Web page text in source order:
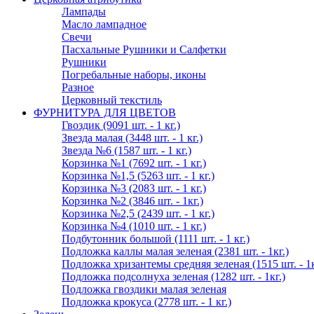
Лампады
Масло лампадное
Свечи
Пасхальные Рушники и Салфетки
Рушники
Погребальные наборы, иконы
Разное
Церковный текстиль
ФУРНИТУРА ДЛЯ ЦВЕТОВ
Гвоздик (9091 шт. - 1 кг.)
Звезда малая (3448 шт. - 1 кг.)
Звезда №6 (1587 шт. - 1 кг.)
Корзинка №1 (7692 шт. - 1 кг.)
Корзинка №1,5 (5263 шт. - 1 кг.)
Корзинка №3 (2083 шт. - 1 кг.)
Корзинка №2 (3846 шт. - 1кг.)
Корзинка №2,5 (2439 шт. - 1 кг.)
Корзинка №4 (1010 шт. - 1 кг.)
Подбутонник большой (1111 шт. - 1 кг.)
Подложка каллы малая зеленая (2381 шт. - 1кг.)
Подложка хризантемы средняя зеленая (1515 шт. -
Подложка подсолнуха зеленая (1282 шт. - 1кг.)
Подложка гвоздики малая зеленая
Подложка крокуса (2778 шт. - 1 кг.)